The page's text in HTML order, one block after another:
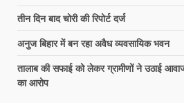
तीन दिन बाद चोरी की रिपोर्ट दर्ज
अनुज बिहार में बन रहा अवैध व्यवसायिक भवन
तालाब की सफाई को लेकर ग्रामीणों ने उठाई
का आरोप